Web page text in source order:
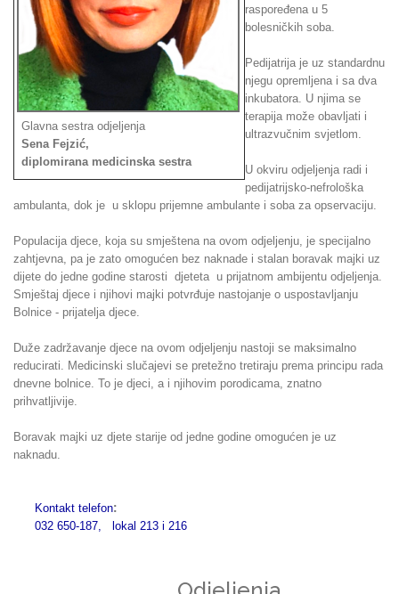
Glavna sestra odjeljenja
Sena Fejzić,
diplomirana medicinska sestra
raspoređena u 5
bolesničkih soba.
Pedijatrija je uz standardnu
njegu opremljena i sa dva
inkubatora. U njima se
terapija može obavljati i
ultrazvučnim svjetlom.
U okviru odjeljenja radi i
pedijatrijsko-nefrološka
ambulanta, dok je u sklopu prijemne ambulante i soba za opservaciju.
Populacija djece, koja su smještena na ovom odjeljenju, je specijalno
zahtjevna, pa je zato omogućen bez naknade i stalan boravak majki uz
dijete do jedne godine starosti djeteta u prijatnom ambijentu odjeljenja.
Smještaj djece i njihovi majki potvrđuje nastojanje o uspostavljanju
Bolnice - prijatelja djece.
Duže zadržavanje djece na ovom odjeljenju nastoji se maksimalno
reducirati. Medicinski slučajevi se pretežno tretiraju prema principu rada
dnevne bolnice. To je djeci, a i njihovim porodicama, znatno
prihvatljivije.
Boravak majki uz djete starije od jedne godine omogućen je uz
naknadu.
Kontakt telefon:
032 650-187, lokal 213 i 216